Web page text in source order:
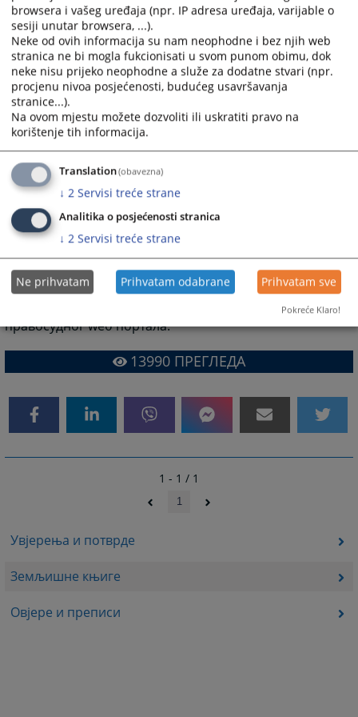
Увјерења и потврде
Земљишне књиге
Овјере и преписи
Опћински суд у Орашју
Опћински суд у Санском Мосту
Опћински суд у Широком Бријегу
Опћински суд у Тешњу
Опћински суд у Травнику
Опћински суд у Тузли
Опћински суд у Великој Кладуши
Опћински суд у Високом
Опћински суд у Завидовићима
Опћински суд у Зеници
Опћински суд у Жепчу
Опћински суд у Живиницама
Брчко дистрикт Босне и Херцеговине
Основни суд Брчко дистрикта БиХ
Напомена: Овом листом обухваћене су оне
институције чије wеб странице су развијене у оквиру
правосудног wеб портала.
13990 ПРЕГЛЕДА
1 - 1 / 1
1
browsera i vašeg uređaja (npr. IP adresa uređaja, varijable o
sesiji unutar browsera, ...).
Neke od ovih informacija su nam neophodne i bez njih web
stranica ne bi mogla fukcionisati u svom punom obimu, dok
neke nisu prijeko neophodne a služe za dodatne stvari (npr.
procjenu nivoa posjećenosti, budućeg usavršavanja
stranice...).
Na ovom mjestu možete dozvoliti ili uskratiti pravo na
korištenje tih informacija.
Translation(obavezna)
↓ 2 Servisi treće strane
Analitika o posjećenosti stranica
↓ 2 Servisi treće strane
Ne prihvatam Prihvatam odabrane Prihvatam sve
Pokreće Klaro!